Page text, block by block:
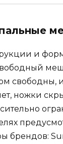
и
свободны,
ножки
брендов: